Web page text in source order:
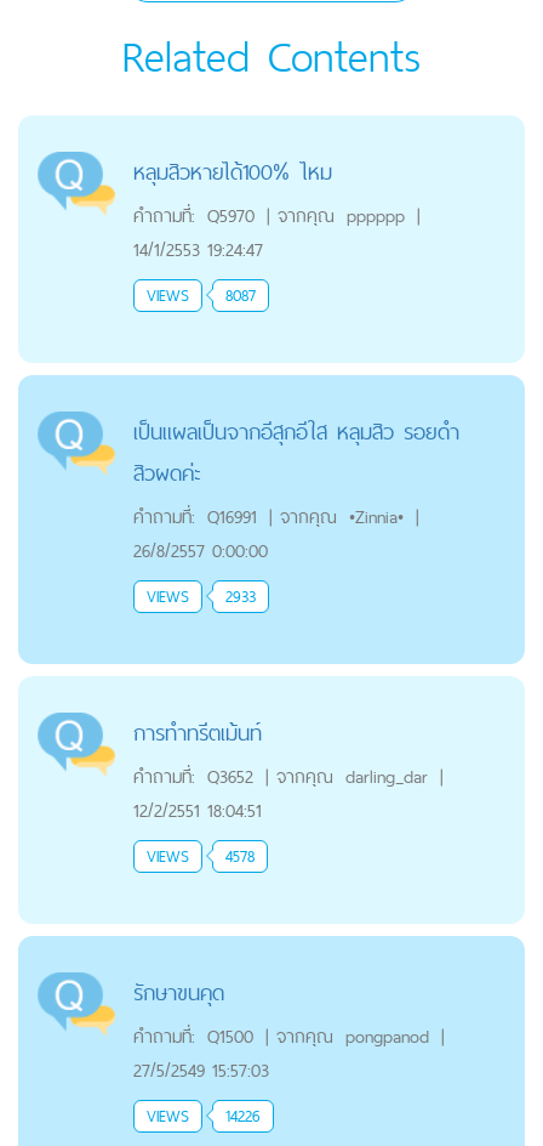
Related Contents
หลุมสิวหายได้100% ไหม
คำถามที่: Q5970 | จากคุณ pppppp |
14/1/2553 19:24:47
VIEWS 8087
เป็นแผลเป็นจากอีสุกอีใส หลุมสิว รอยดำ
สิวผดค่ะ
คำถามที่: Q16991 | จากคุณ •Zinnia• |
26/8/2557 0:00:00
VIEWS 2933
การทำทรีตเม้นท์
คำถามที่: Q3652 | จากคุณ darling_dar |
12/2/2551 18:04:51
VIEWS 4578
รักษาขนคุด
คำถามที่: Q1500 | จากคุณ pongpanod |
27/5/2549 15:57:03
VIEWS 14226